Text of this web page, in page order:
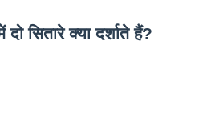
सितारे क्या दर्शाते हैं?